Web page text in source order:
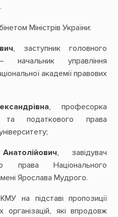
Міністрів України:
, заступник головного
управління
академії правових
, професорка
та податкового права
, завідувач
права Національного
Ярослава Мудрого.
на підставі пропозиції
організацій, які впродовж